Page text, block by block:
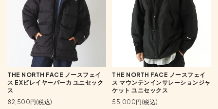
THE NORTH FACE ノースフェイ
ス EXビレイヤーパーカ ユニセック
ス
82,500円(税込)
THE NORTH FACE ノースフェイ
ス マウンテンインサレーションジャ
ケット ユニセックス
55,000円(税込)